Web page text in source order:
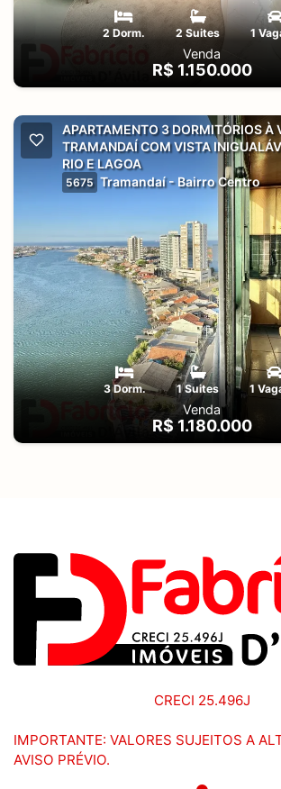
2 Dorm. 2 Suites 1
Venda
R$ 1.150.000
APARTAMENTO 3 DORMITÓRIOS À
TRAMANDAÍ COM VISTA
RIO E LAGOA
5675 Tramandaí - Bairro Centro
3 Dorm. 1 Suites 1
Venda
R$ 1.180.000
CRECI 25.496J
IMPORTANTE: VALORES SUJEITOS A
AVISO PRÉVIO.